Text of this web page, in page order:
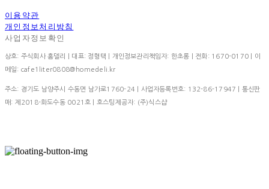
이용약관
개인정보처리방침
사업자정보확인
상호: 주식회사 홈델리 | 대표: 정형택 | 개인정보관리책임자: 한초롱 | 전화: 1670-0170 | 이
메일: cafe1liter0808@homedeli.kr
주소: 경기도 남양주시 수동면 남가로1760-24 | 사업자등록번호: 132-86-17947
| 통신판
매: 제2018-화도수동 0021호 | 호스팅제공자: (주)식스샵